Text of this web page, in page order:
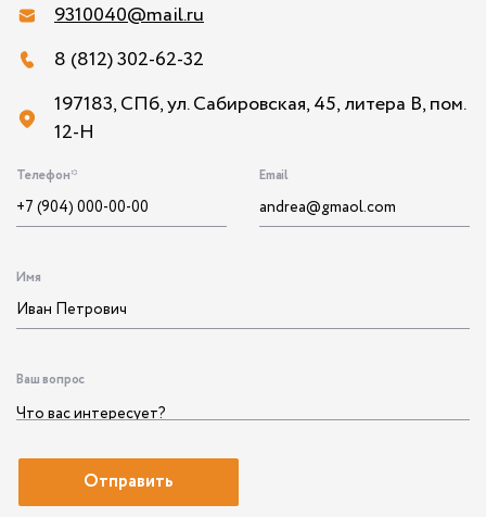
9310040@mail.ru
8 (812) 302-62-32
197183, СПб, ул. Сабировская, 45, литера В, пом.
12-Н
Телефон* Email
Имя
Ваш вопрос